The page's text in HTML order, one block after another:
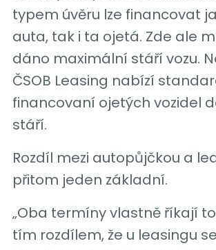
typem úvěru lze financovat
auta, tak i ta ojetá. Zde ale
dáno maximální stáří vozu.
ČSOB Leasing nabízí
financovaní ojetých vozidel
stáří.
Rozdíl mezi autopůjčkou a
přitom jeden základní.
„Oba termíny vlastně říkají
tím rozdílem, že u leasingu